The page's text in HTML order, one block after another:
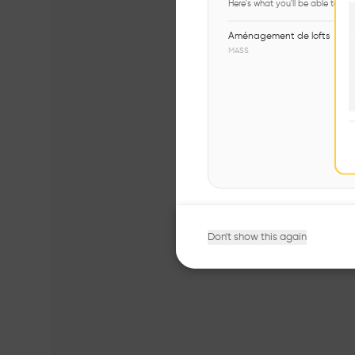
Here's what you'll be able to
Aménagement de lofts
MASS
Don't show this again